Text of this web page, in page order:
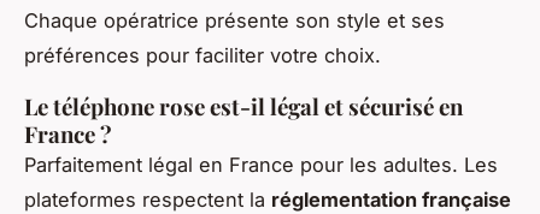
Chaque opératrice présente son style et ses
préférences pour faciliter votre choix.
Le téléphone rose est-il légal et sécurisé en
France ?
Parfaitement légal en France pour les adultes. Les
plateformes respectent la réglementation française